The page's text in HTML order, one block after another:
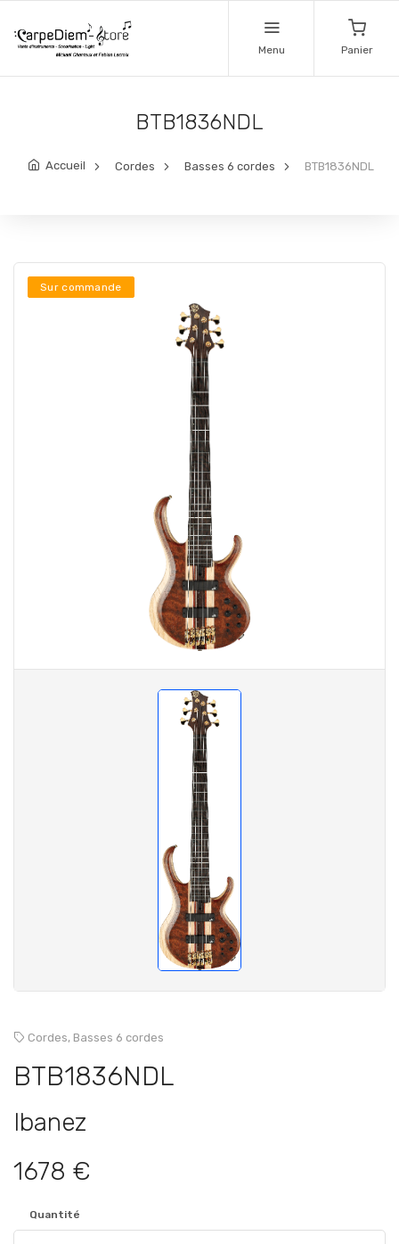
Menu Panier
BTB1836NDL
Accueil Cordes Basses 6 cordes BTB1836NDL
Sur commande
Sur commande
Cordes, Basses 6 cordes
BTB1836NDL
Ibanez
1678 €
Quantité